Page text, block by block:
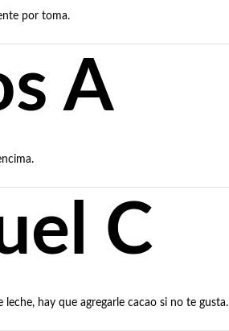
por toma.
A
C
hay que agregarle cacao si no te gusta.